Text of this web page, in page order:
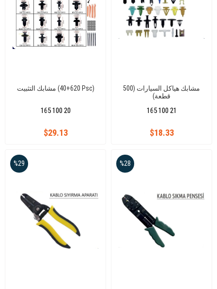
مشابك التثبيت (620+40 Psc)
165 100 20
$29.13
مشابك هياكل السيارات (500
قطعة)
165 100 21
$18.33
%29 %28